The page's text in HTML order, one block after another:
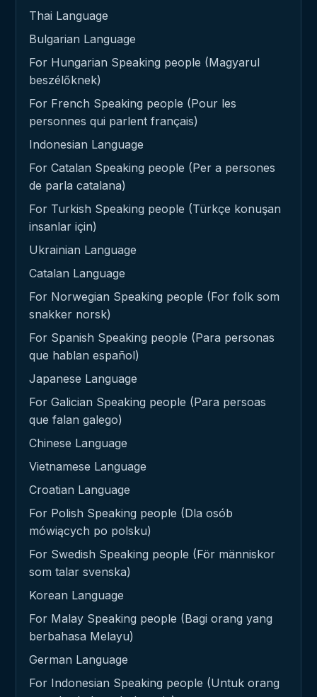
Thai Language
Bulgarian Language
For Hungarian Speaking people (Magyarul
beszélőknek)
For French Speaking people (Pour les
personnes qui parlent français)
Indonesian Language
For Catalan Speaking people (Per a persones
de parla catalana)
For Turkish Speaking people (Türkçe konuşan
insanlar için)
Ukrainian Language
Catalan Language
For Norwegian Speaking people (For folk som
snakker norsk)
For Spanish Speaking people (Para personas
que hablan español)
Japanese Language
For Galician Speaking people (Para persoas
que falan galego)
Chinese Language
Vietnamese Language
Croatian Language
For Polish Speaking people (Dla osób
mówiących po polsku)
For Swedish Speaking people (För människor
som talar svenska)
Korean Language
For Malay Speaking people (Bagi orang yang
berbahasa Melayu)
German Language
For Indonesian Speaking people (Untuk orang